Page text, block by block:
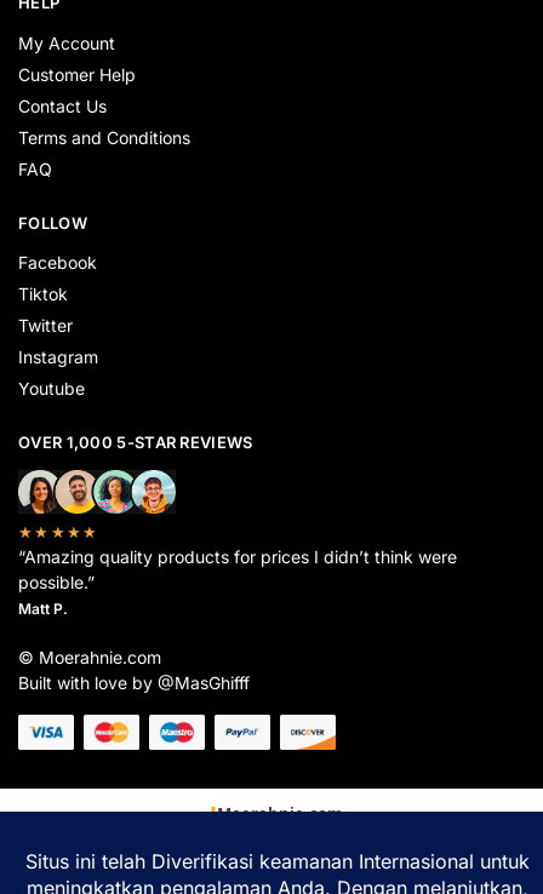
My Account
Customer Help
Contact Us
Terms and Conditions
FAQ
FOLLOW
Facebook
Tiktok
Twitter
Instagram
Youtube
OVER 1,000 5-STAR REVIEWS
★★★★★
“Amazing quality products for prices I didn’t think were
possible.”
Matt P.
© Moerahnie.com
Built with love by @MasGhifff
Moerahnie.com
pengalaman belanja terbaik Anda.